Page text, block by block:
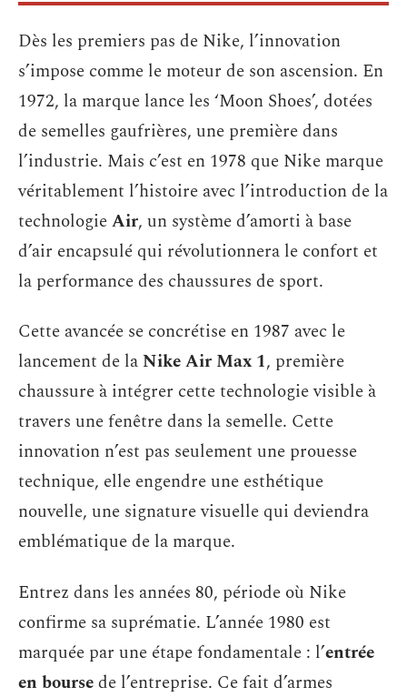
Dès les premiers pas de Nike, l’innovation
s’impose comme le moteur de son ascension. En
1972, la marque lance les ‘Moon Shoes’, dotées
de semelles gaufrières, une première dans
l’industrie. Mais c’est en 1978 que Nike marque
véritablement l’histoire avec l’introduction de la
technologieAir, un système d’amorti à base
d’air encapsulé qui révolutionnera le confort et
la performance des chaussures de sport.
Cette avancée se concrétise en 1987 avec le
lancement de laNike Air Max 1, première
chaussure à intégrer cette technologie visible à
travers une fenêtre dans la semelle. Cette
innovation n’est pas seulement une prouesse
technique, elle engendre une esthétique
nouvelle, une signature visuelle qui deviendra
emblématique de la marque.
Entrez dans les années 80, période où Nike
confirme sa suprématie. L’année 1980 est
marquée par une étape fondamentale : l’entrée
en boursede l’entreprise. Ce fait d’armes